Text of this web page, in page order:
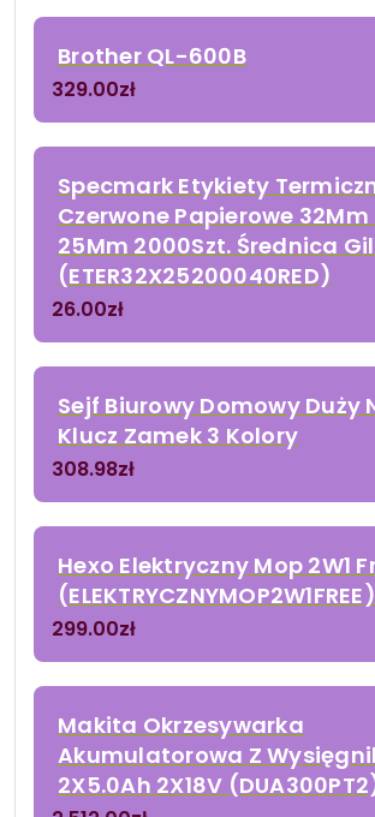
Brother QL-600B
329.00zł
Specmark Etykiety
Czerwone Papierowe 32Mm
25Mm 2000Szt. Średnica
(ETER32X25200040RED)
26.00zł
Sejf Biurowy Domowy Duży
Klucz Zamek 3 Kolory
308.98zł
Hexo Elektryczny Mop 2W1
(ELEKTRYCZNYMOP2W1FREE)
299.00zł
Makita Okrzesywarka
Akumulatorowa Z
2X5.0Ah 2X18V